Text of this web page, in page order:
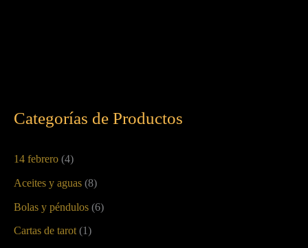
Categorías de Productos
14 febrero (4)
Aceites y aguas (8)
Bolas y péndulos (6)
Cartas de tarot (1)